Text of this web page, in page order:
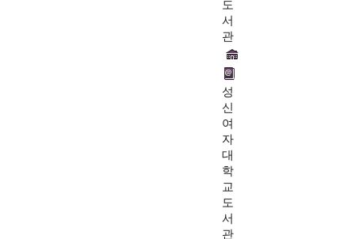
도
서
관
성
신
여
자
대
학
교
도
서
관